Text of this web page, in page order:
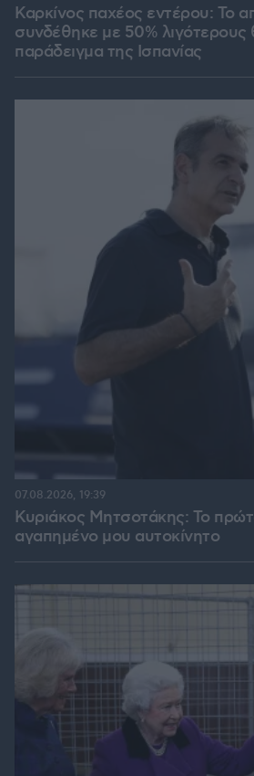
Καρκίνος παχέος εντέρου: Το
συνδέθηκε με 50% λιγότερους
παράδειγμα της Ισπανίας
Κυριάκος Μητσοτάκης: Το
αγαπημένο μου αυτοκίνητο
07.08.2026, 19:39